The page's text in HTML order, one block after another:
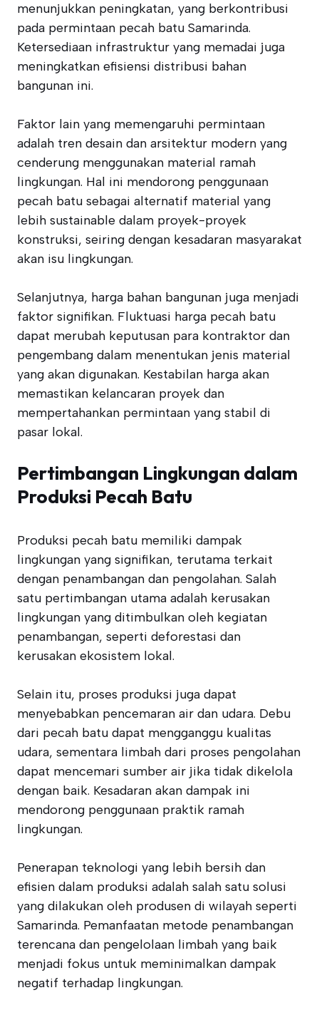
menunjukkan peningkatan, yang berkontribusi
pada permintaan pecah batu Samarinda.
Ketersediaan infrastruktur yang memadai juga
meningkatkan efisiensi distribusi bahan
bangunan ini.
Faktor lain yang memengaruhi permintaan
adalah tren desain dan arsitektur modern yang
cenderung menggunakan material ramah
lingkungan. Hal ini mendorong penggunaan
pecah batu sebagai alternatif material yang
lebih sustainable dalam proyek-proyek
konstruksi, seiring dengan kesadaran masyarakat
akan isu lingkungan.
Selanjutnya, harga bahan bangunan juga menjadi
faktor signifikan. Fluktuasi harga pecah batu
dapat merubah keputusan para kontraktor dan
pengembang dalam menentukan jenis material
yang akan digunakan. Kestabilan harga akan
memastikan kelancaran proyek dan
mempertahankan permintaan yang stabil di
pasar lokal.
Pertimbangan Lingkungan dalam
Produksi Pecah Batu
Produksi pecah batu memiliki dampak
lingkungan yang signifikan, terutama terkait
dengan penambangan dan pengolahan. Salah
satu pertimbangan utama adalah kerusakan
lingkungan yang ditimbulkan oleh kegiatan
penambangan, seperti deforestasi dan
kerusakan ekosistem lokal.
Selain itu, proses produksi juga dapat
menyebabkan pencemaran air dan udara. Debu
dari pecah batu dapat mengganggu kualitas
udara, sementara limbah dari proses pengolahan
dapat mencemari sumber air jika tidak dikelola
dengan baik. Kesadaran akan dampak ini
mendorong penggunaan praktik ramah
lingkungan.
Penerapan teknologi yang lebih bersih dan
efisien dalam produksi adalah salah satu solusi
yang dilakukan oleh produsen di wilayah seperti
Samarinda. Pemanfaatan metode penambangan
terencana dan pengelolaan limbah yang baik
menjadi fokus untuk meminimalkan dampak
negatif terhadap lingkungan.